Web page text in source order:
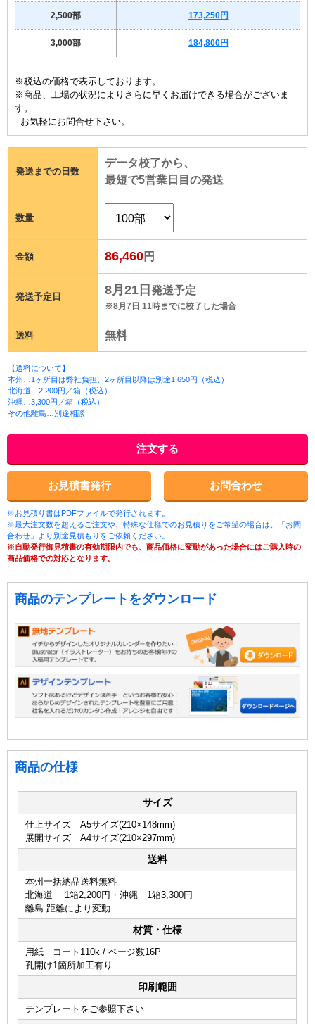
2,500部 173,250円
3,000部 184,800円
※税込の価格で表示しております。
※商品、工場の状況によりさらに早くお届けできる場合がございま
す。
お気軽にお問合せ下さい。
発送までの日数
データ校了から、
最短で5営業日目の発送
数量
金額 86,460円
発送予定日 8月21日 発送予定
※8月7日 11時までに校了した場合
送料 無料
【送料について】
本州…1ヶ所目は弊社負担、2ヶ所目以降は別途1,650円（税込）
北海道…2,200円／箱（税込）
沖縄…3,300円／箱（税込）
その他離島…別途相談
注文する
お見積書発行 お問合わせ
※お見積り書はPDFファイルで発行されます。
※最大注文数を超えるご注文や、特殊な仕様でのお見積りをご希望の場合は、「お問
合わせ」より別途見積もりをご依頼ください。
※自動発行御見積書の有効期限内でも、商品価格に変動があった場合にはご購入時の
商品価格での対応となります。
商品のテンプレートをダウンロード
商品の仕様
サイズ
仕上サイズ A5サイズ(210×148mm)
展開サイズ A4サイズ(210×297mm)
送料
本州一括納品送料無料
北海道 1箱2,200円・沖縄 1箱3,300円
離島 距離により変動
材質・仕様
用紙 コート110k / ページ数16P
孔開け1箇所加工有り
印刷範囲
テンプレートをご参照下さい